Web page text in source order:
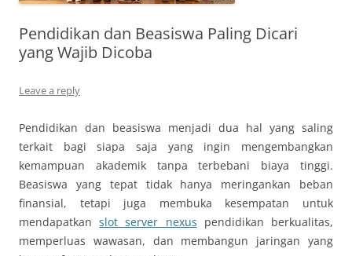
Pendidikan dan Beasiswa Paling Dicari
yang Wajib Dicoba
Leave a reply
Pendidikan dan beasiswa menjadi dua hal yang saling
terkait bagi siapa saja yang ingin mengembangkan
kemampuan akademik tanpa terbebani biaya tinggi.
Beasiswa yang tepat tidak hanya meringankan beban
finansial, tetapi juga membuka kesempatan untuk
mendapatkanslot server nexus pendidikan berkualitas,
memperluas wawasan, dan membangun jaringan yang